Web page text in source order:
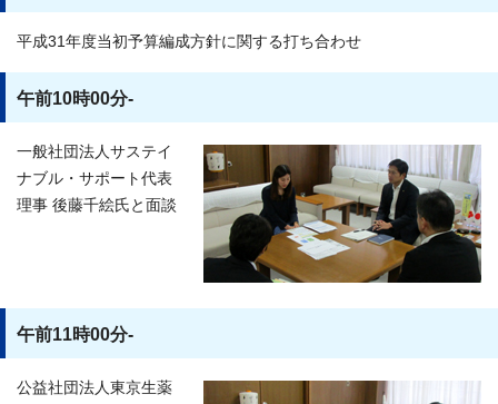
平成31年度当初予算編成方針に関する打ち合わせ
午前10時00分-
一般社団法人サステイ
ナブル・サポート代表
理事 後藤千絵氏と面談
午前11時00分-
公益社団法人東京生薬